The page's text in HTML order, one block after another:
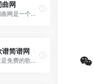
曲网
词曲网是一个拥有百万作品的原创歌曲，原创歌词，原创简谱，乐谱，歌谱发布与搜索的专业网站，包含各种声乐谱与器乐谱。邬大为题词、大量词曲作者驻站发布作 品。主要栏目：简谱，吉他谱，钢琴谱，电子琴谱，手风琴谱，二胡谱，笛萧谱，萨克斯谱，古筝谱，总谱，以及歌词，lrc，MP3与伴奏，是集歌曲、歌词、歌谱为一体的大型音乐网。
谱简谱网
这是免费的歌谱简谱交流平台。数万首热门歌曲，经典的歌谱简谱五线谱让你随意浏览。